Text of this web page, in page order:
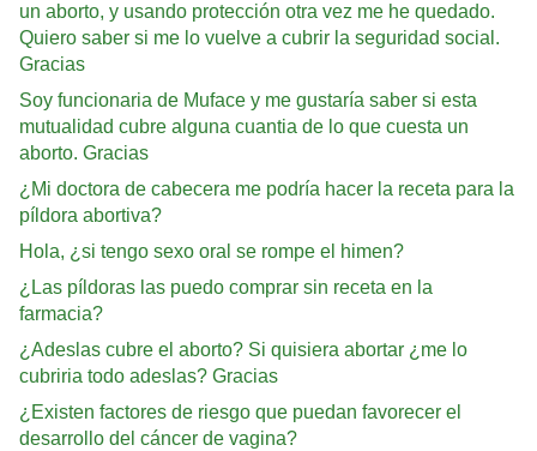
un aborto, y usando protección otra vez me he quedado.
Quiero saber si me lo vuelve a cubrir la seguridad social.
Gracias
Soy funcionaria de Muface y me gustaría saber si esta
mutualidad cubre alguna cuantia de lo que cuesta un
aborto. Gracias
¿Mi doctora de cabecera me podría hacer la receta para la
píldora abortiva?
Hola, ¿si tengo sexo oral se rompe el himen?
¿Las píldoras las puedo comprar sin receta en la
farmacia?
¿Adeslas cubre el aborto? Si quisiera abortar ¿me lo
cubriria todo adeslas? Gracias
¿Existen factores de riesgo que puedan favorecer el
desarrollo del cáncer de vagina?